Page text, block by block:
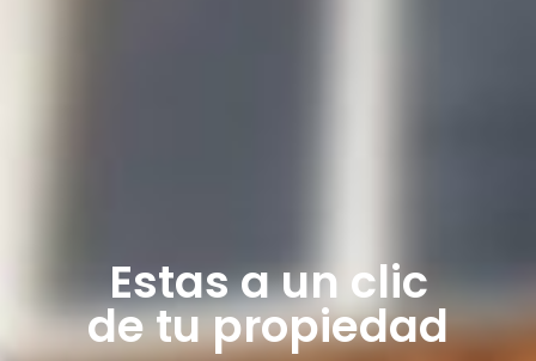
Estas a un clic
de tu propiedad